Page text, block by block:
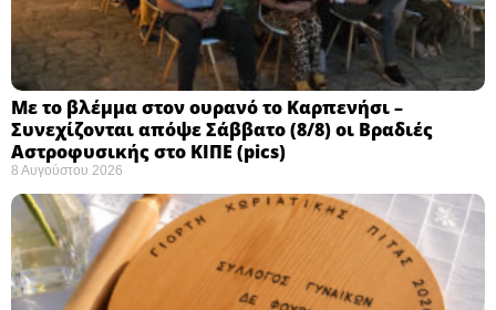
Με το βλέμμα στον ουρανό το Καρπενήσι –
Συνεχίζονται απόψε Σάββατο (8/8) οι Βραδιές
Αστροφυσικής στο ΚΙΠΕ (pics)
8 Αυγούστου 2026